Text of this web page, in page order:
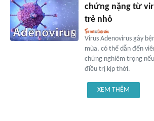
chứng nặng từ
trẻ nhỏ
Virus Adenovirus gây
mùa, có thể dẫn đến
chứng nghiêm trọng
điều trị kịp thời.
XEM THÊM